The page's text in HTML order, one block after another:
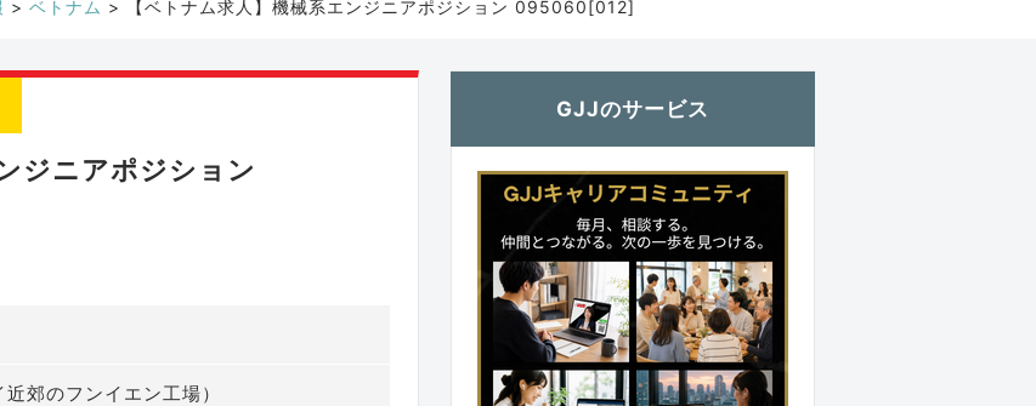
> ベトナム > 【ベトナム求人】機械系エンジニアポジション 095060[012]
ジニアポジション
郊のフンイエン工場）
GJJのサービス